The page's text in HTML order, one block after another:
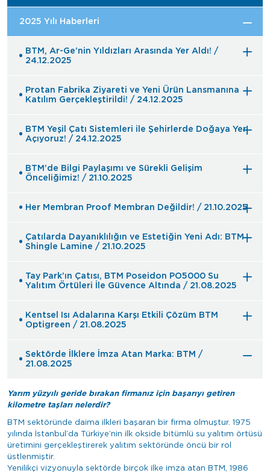
2025 Yılı Haberleri
BTM, Ar-Ge’nin Yıldızları Arasında Yer Aldı! /
24.12.2025
Protan Fabrika Ziyareti ve Yeni Ürün Lansmanına
Katılım Gerçekleştirildi! / 24.12.2025
BTM Yeşil Çatı Sistemleri ile Şehirlerde Doğaya Yer
Açıyoruz! / 24.12.2025
BTM’de Bilgi Paylaşımı ve Sürekli Gelişim
Önceliğimiz! / 21.10.2025
Her Membran Proof Membran Değildir! / 21.10.2025
Çatılarda Dayanıklılığın ve Estetiğin Yeni Adı: BTM
Shingle Lamine / 21.10.2025
Tay Park’ın Çatısı, BTM Poseidon PO5000 Su
Yalıtım Örtüleri İle Güvence Altında / 21.08.2025
Kentsel Isı Adalarına Karşı Etkili Çözüm BTM
Optigreen / 21.08.2025
Sektörde İlklere İmza Atan Marka: BTM /
21.08.2025
Yarım yüzyılı geride bırakan firmanız için başarıyı getiren
kilometre taşları nelerdir?
BTM sektöründe daima ilkleri başaran bir firma olmuştur. 1975
yılında İstanbul’da Türkiye’nin ilk okside bitümlü su yalıtım örtüsü
üretimini gerçekleştirerek yalıtım sektöründe öncü bir rol
üstlenmiştir.
Yenilikçi vizyonuyla sektörde birçok ilke imza atan BTM, 1986